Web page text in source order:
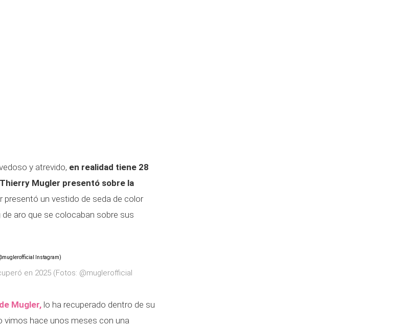
y atrevido, en realidad tiene 28
Mugler presentó sobre la
presentó un vestido de seda de color
aro que se colocaban sobre sus
en 2025 (Fotos: @muglerofficial
Mugler, lo ha recuperado dentro de su
vimos hace unos meses con una